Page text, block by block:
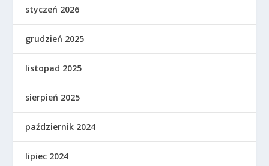
styczeń 2026
grudzień 2025
listopad 2025
sierpień 2025
październik 2024
lipiec 2024